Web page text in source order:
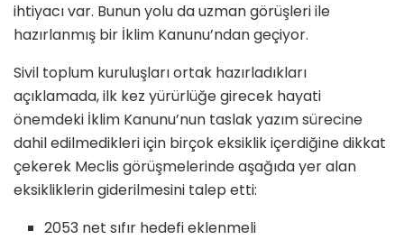
ihtiyacı var. Bunun yolu da uzman görüşleri ile
hazırlanmış bir İklim Kanunu’ndan geçiyor.
Sivil toplum kuruluşları ortak hazırladıkları
açıklamada, ilk kez yürürlüğe girecek hayati
önemdeki İklim Kanunu’nun taslak yazım sürecine
dahil edilmedikleri için birçok eksiklik içerdiğine dikkat
çekerek Meclis görüşmelerinde aşağıda yer alan
eksikliklerin giderilmesini talep etti:
2053 net sıfır hedefi eklenmeli